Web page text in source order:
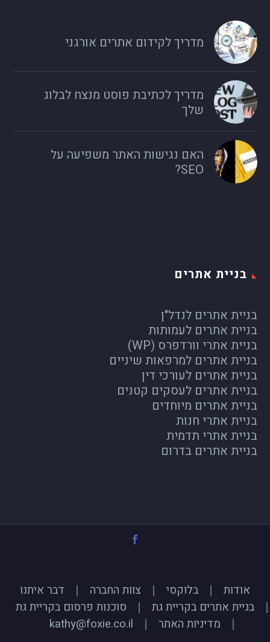
מדריך לקידום אתרים אורגני
מדריך לכתיבת פוסט מנצח לבלוג
שלך
האם נגישות האתר משפיעה על
SEO?
בניית אתרים
בניית אתרים לנדל"ן
בניית אתרים לעמותות
בניית אתרי וורדפרס (WP)
בניית אתרים למרפאות שיניים
בניית אתרים לעורכי דין
בניית אתרים לעסקים קטנים
בניית אתרים מיוחדים
בניית אתרי חנות
בניית אתרי תדמית
בניית אתרים בדרום
אודות בלוקסי צוות החברה
דבר איתנו
בניית אתרים בקריית גת
סוכנות פרסום בקריית גת
מדיניות האתר
kathy@foxie.co.il